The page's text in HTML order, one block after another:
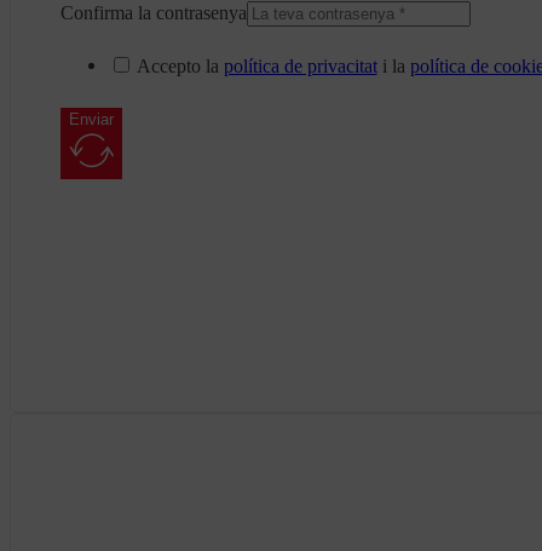
Confirma la contrasenya
Accepto la política de privacitati la política de
Enviar